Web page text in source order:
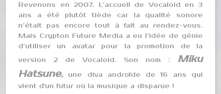
Revenons en 2007. L’accueil de Vocaloid en 3
ans a été plutôt tiède car la qualité sonore
n’était pas encore tout à fait au rendez-vous.
Mais Crypton Future Media a eu l’idée de génie
d’utiliser un avatar pour la promotion de la
version 2 de Vocaloid. Son nom : Miku
Hatsune, une diva androïde de 16 ans qui
vient d'un futur où la musique a disparue !